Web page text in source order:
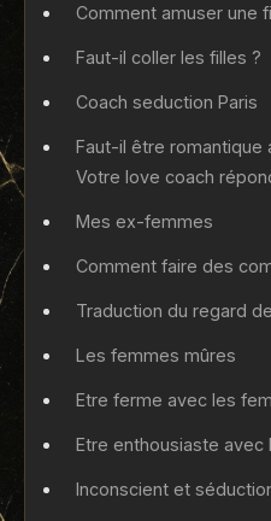
Comment amuser une
Faut-il coller les filles ?
Coach seduction Paris
Faut-il être romantique
Votre love coach
Mes ex-femmes
Comment faire des
Traduction du regard
Les femmes mûres
Etre ferme avec les
Etre enthousiaste avec
Inconscient et